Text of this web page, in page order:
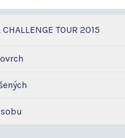
CHALLENGE TOUR 2015